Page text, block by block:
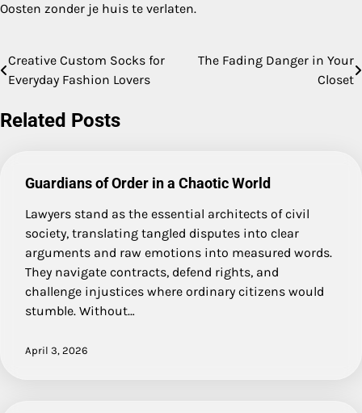
Oosten zonder je huis te verlaten.
Post
navigation
Creative Custom Socks for
Everyday Fashion Lovers
The Fading Danger in Your
Closet
Related Posts
Guardians of Order in a Chaotic World
Lawyers stand as the essential architects of civil
society, translating tangled disputes into clear
arguments and raw emotions into measured words.
They navigate contracts, defend rights, and
challenge injustices where ordinary citizens would
stumble. Without…
April 3, 2026